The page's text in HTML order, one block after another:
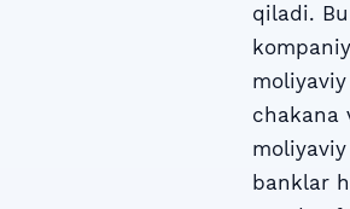
qiladi.
chakana
banklar